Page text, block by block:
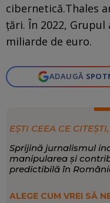
cibernetică.Thales
țări. În 2022, Grupul
miliarde de euro.
ADAUGĂ
EȘTI CEEA CE
Sprijină jurnalismul
manipularea și
predictibilă în
ALEGE CUM VREI SĂ